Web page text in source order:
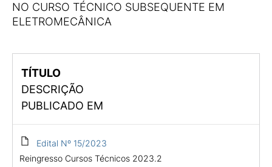
NO CURSO TÉCNICO SUBSEQUENTE EM
ELETROMECÂNICA
TÍTULO
DESCRIÇÃO
PUBLICADO EM
Edital Nº 15/2023
Reingresso Cursos Técnicos 2023.2